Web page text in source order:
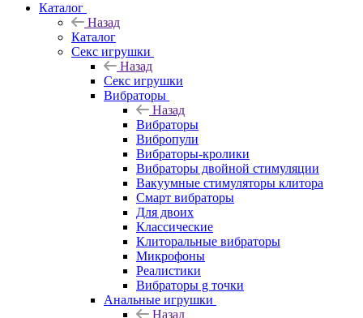
Каталог
Назад
Каталог
Секс игрушки
Назад
Секс игрушки
Вибраторы
Назад
Вибраторы
Вибропули
Вибраторы-кролики
Вибраторы двойной стимуляции
Вакуумные стимуляторы клитора
Смарт вибраторы
Для двоих
Классические
Клиторальные вибраторы
Микрофоны
Реалистики
Вибраторы g точки
Анальные игрушки
Назад